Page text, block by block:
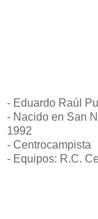
- Eduardo Raúl
- Nacido en San
1992
- Centrocampista
- Equipos: R.C.